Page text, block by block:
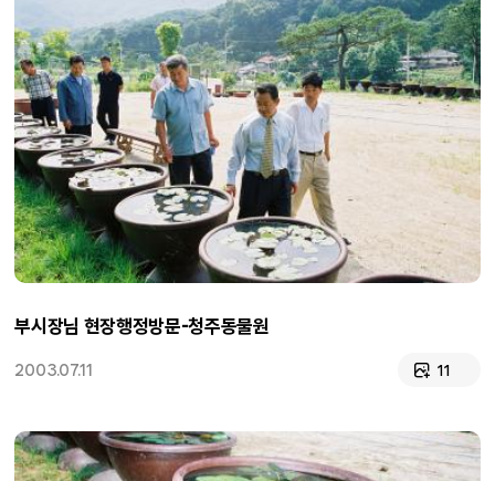
부시장님 현장행정방문-청주동물원
2003.07.11 11